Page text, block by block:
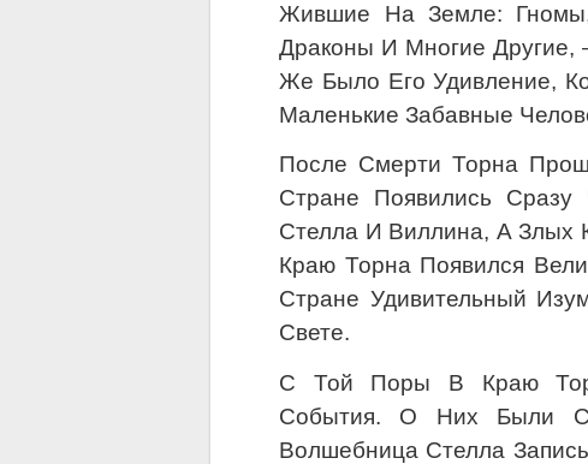
Жившие На Земле:
Драконы И Многие
Же Было Его Удивление,
Маленькие Забавные
После Смерти Торна
Стране Появились
Стелла И Виллина, А Злых
Краю Торна Появился
Стране Удивительный
Свете.
С Той Поры В Краю
События. О Них Были
Волшебница Стелла